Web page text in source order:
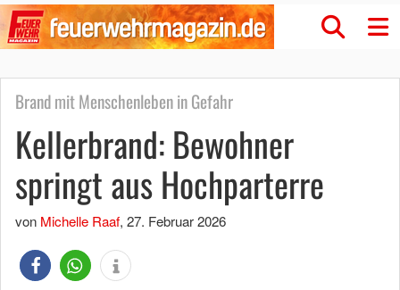
Brand mit Menschenleben in Gefahr
Kellerbrand: Bewohner
springt aus Hochparterre
von Michelle Raaf, 27. Februar 2026